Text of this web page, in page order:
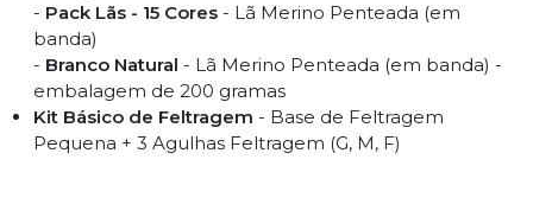
- Pack Lãs - 15 Cores - Lã Merino Penteada (em
banda)
- Branco Natural - Lã Merino Penteada (em banda) -
embalagem de 200 gramas
Kit Básico de Feltragem - Base de Feltragem
Pequena + 3 Agulhas Feltragem (G, M, F)